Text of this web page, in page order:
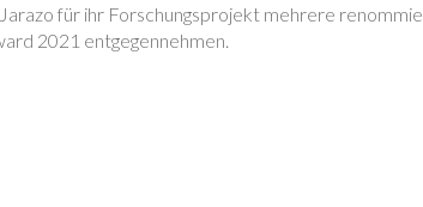
für ihr Forschungsprojekt mehrere
2021 entgegennehmen.